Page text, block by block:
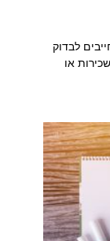
לבדוק
או